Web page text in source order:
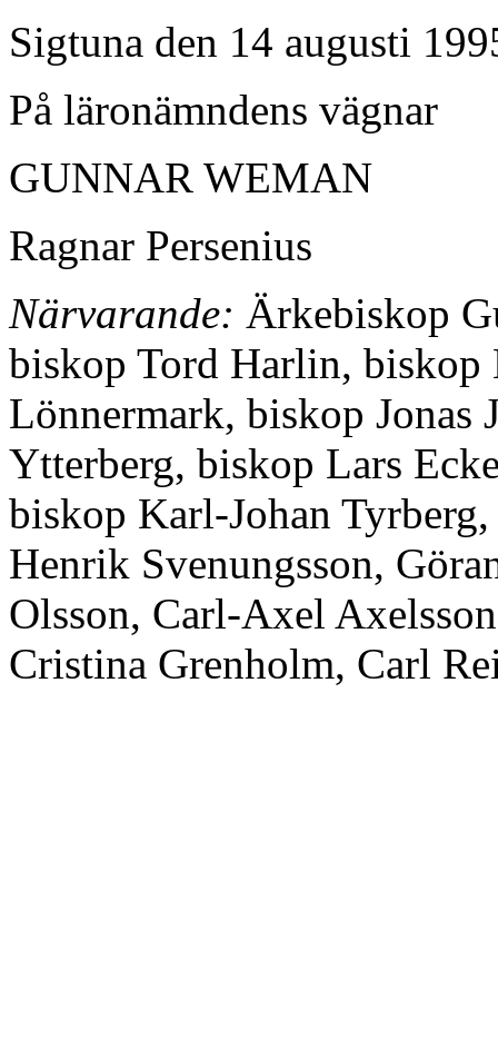
Sigtuna den 14 augusti
På läronämndens vägnar
GUNNAR WEMAN
Ragnar Persenius
Närvarande: Ärkebiskop
biskop Tord Harlin,
Lönnermark, biskop Jonas
Ytterberg, biskop Lars
biskop Karl-Johan
Henrik Svenungsson,
Olsson, Carl-Axel
Cristina Grenholm, Carl